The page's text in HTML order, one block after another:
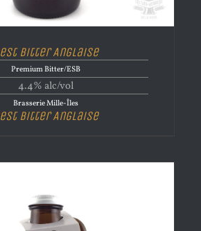
Bitter Anglaise
Premium Bitter/ESB
4.4% alc/vol
Brasserie Mille-Îles
Bitter Anglaise